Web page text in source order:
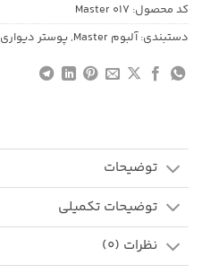
کد محصول: Master 017
دستبندی:آلبوم Master ,پوستر دیواری
توضیحات
توضیحات تکمیلی
نظرات (0)